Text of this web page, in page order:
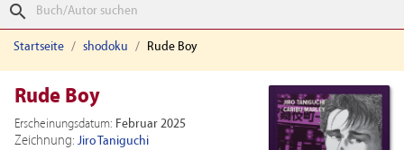
search
Startseite shodoku Rude Boy
Rude Boy
Erscheinungsdatum: Februar 2025
Zeichnung: Jiro Taniguchi